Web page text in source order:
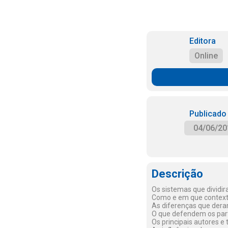
Editora
Online
04/06/
Descrição
Os sistemas que
Como e em que
As diferenças que
O que defendem os
Os principais autores e